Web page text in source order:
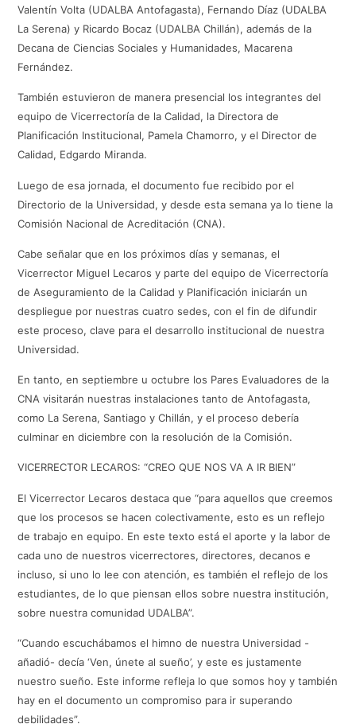
Valentín Volta (UDALBA Antofagasta), Fernando Díaz (UDALBA
La Serena) y Ricardo Bocaz (UDALBA Chillán), además de la
Decana de Ciencias Sociales y Humanidades, Macarena
Fernández.
También estuvieron de manera presencial los integrantes del
equipo de Vicerrectoría de la Calidad, la Directora de
Planificación Institucional, Pamela Chamorro, y el Director de
Calidad, Edgardo Miranda.
Luego de esa jornada, el documento fue recibido por el
Directorio de la Universidad, y desde esta semana ya lo tiene la
Comisión Nacional de Acreditación (CNA).
Cabe señalar que en los próximos días y semanas, el
Vicerrector Miguel Lecaros y parte del equipo de Vicerrectoría
de Aseguramiento de la Calidad y Planificación iniciarán un
despliegue por nuestras cuatro sedes, con el fin de difundir
este proceso, clave para el desarrollo institucional de nuestra
Universidad.
En tanto, en septiembre u octubre los Pares Evaluadores de la
CNA visitarán nuestras instalaciones tanto de Antofagasta,
como La Serena, Santiago y Chillán, y el proceso debería
culminar en diciembre con la resolución de la Comisión.
VICERRECTOR LECAROS: “CREO QUE NOS VA A IR BIEN”
El Vicerrector Lecaros destaca que “para aquellos que creemos
que los procesos se hacen colectivamente, esto es un reflejo
de trabajo en equipo. En este texto está el aporte y la labor de
cada uno de nuestros vicerrectores, directores, decanos e
incluso, si uno lo lee con atención, es también el reflejo de los
estudiantes, de lo que piensan ellos sobre nuestra institución,
sobre nuestra comunidad UDALBA”.
“Cuando escuchábamos el himno de nuestra Universidad -
añadió- decía ‘Ven, únete al sueño’, y este es justamente
nuestro sueño. Este informe refleja lo que somos hoy y también
hay en el documento un compromiso para ir superando
debilidades”.